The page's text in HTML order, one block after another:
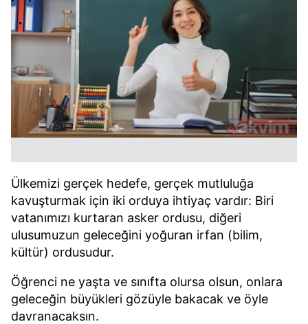
Ülkemizi gerçek hedefe, gerçek mutluluğa
kavuşturmak için iki orduya ihtiyaç vardır: Biri
vatanımızı kurtaran asker ordusu, diğeri
ulusumuzun geleceğini yoğuran irfan (bilim,
kültür) ordusudur.
Öğrenci ne yaşta ve sınıfta olursa olsun, onlara
geleceğin büyükleri gözüyle bakacak ve öyle
davranacaksın.